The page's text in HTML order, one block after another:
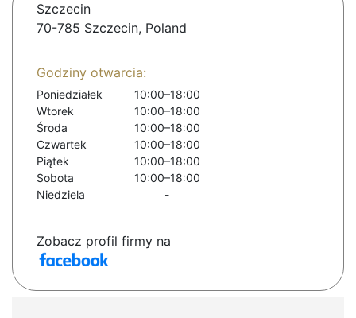
Szczecin
70-785 Szczecin, Poland
Godziny otwarcia:
Poniedziałek
10:00–18:00
Wtorek
10:00–18:00
Środa
10:00–18:00
Czwartek
10:00–18:00
Piątek
10:00–18:00
Sobota
10:00–18:00
Niedziela
-
Zobacz profil firmy na